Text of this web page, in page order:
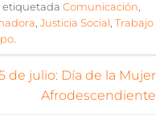
etiquetada Comunicación,
, Justicia Social, Trabajo
.
de julio: Día de la Mujer
Afrodescendiente